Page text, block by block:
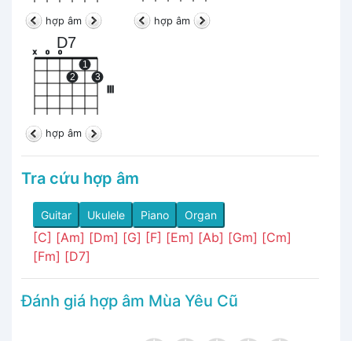
hợp âm hợp âm
D7
III
x o o
2
1
3
hợp âm
Tra cứu hợp âm
Guitar Ukulele Piano Organ
[C] [Am] [Dm] [G] [F] [Em] [Ab] [Gm] [Cm]
[Fm] [D7]
Đánh giá hợp âm Mùa Yêu Cũ